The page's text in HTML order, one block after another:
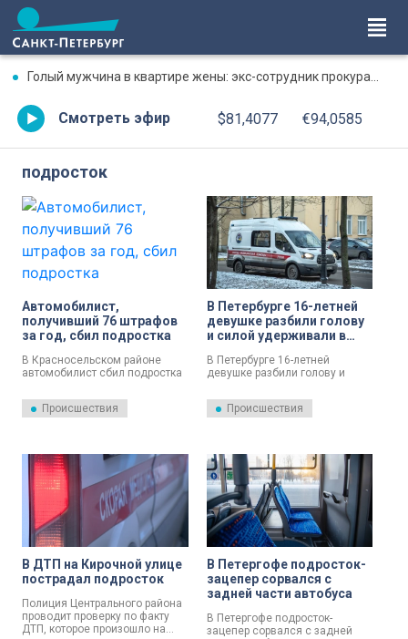
Голый мужчина в квартире жены: экс-сотрудник прокуратуры рассказал, почему совершил убийство
Смотреть эфир $81,4077 €94,0585
подросток
Автомобилист,
получивший 76 штрафов
за год, сбил подростка
В Красносельском районе
автомобилист сбил подростка
года мужчина привлекался к
административной
Происшествия
В Петербурге 16-летней
девушке разбили голову
и силой удерживали в
В Петербурге 16-летней
девушке разбили голову и
Выясняются обстоятельства
случившегося.
Происшествия
В ДТП на Кирочной улице
пострадал подросток
Полиция Центрального района
проводит проверку по факту
ДТП, которое произошло на
В Петергофе подросток-
зацепер сорвался с
задней части автобуса
В Петергофе подросток-
зацепер сорвался с задней